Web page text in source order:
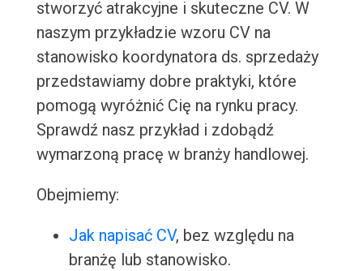
stworzyć atrakcyjne i skuteczne CV. W
naszym przykładzie wzoru CV na
stanowisko koordynatora ds. sprzedaży
przedstawiamy dobre praktyki, które
pomogą wyróżnić Cię na rynku pracy.
Sprawdź nasz przykład i zdobądź
wymarzoną pracę w branży handlowej.
Obejmiemy:
Jak napisać CV, bez względu na
branżę lub stanowisko.